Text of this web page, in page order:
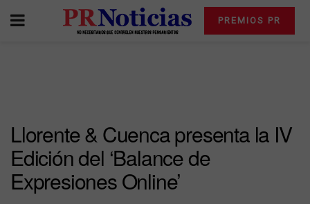
PREMIOS PR
Llorente & Cuenca presenta la IV
Edición del ‘Balance de
Expresiones Online’